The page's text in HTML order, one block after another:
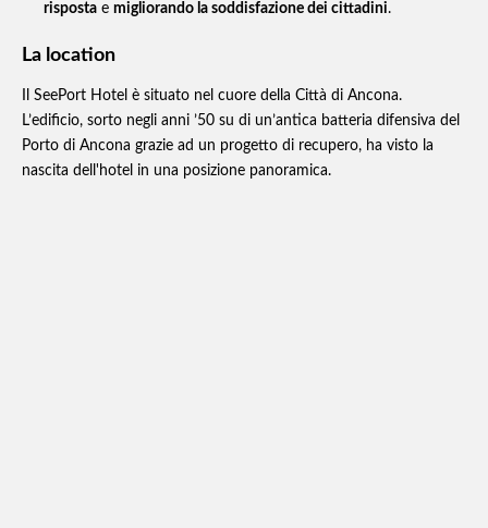
risposta e migliorando la soddisfazione dei cittadini.
La location
Il SeePort Hotel è situato nel cuore della Città di Ancona.
L’edificio, sorto negli anni ’50 su di un’antica batteria difensiva del
Porto di Ancona grazie ad un progetto di recupero, ha visto la
nascita dell'hotel in una posizione panoramica.